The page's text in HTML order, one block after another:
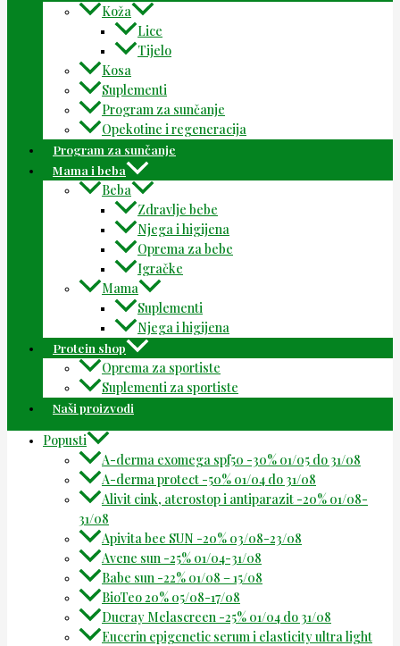
Koža
Lice
Tijelo
Kosa
Suplementi
Program za sunčanje
Opekotine i regeneracija
Program za sunčanje
Mama i beba
Beba
Zdravlje bebe
Njega i higijena
Oprema za bebe
Igračke
Mama
Suplementi
Njega i higijena
Protein shop
Oprema za sportiste
Suplementi za sportiste
Naši proizvodi
Popusti
A-derma exomega spf50 -30% 01/05 do 31/08
A-derma protect -50% 01/04 do 31/08
Alivit cink, aterostop i antiparazit -20% 01/08-
31/08
Apivita bee SUN -20% 03/08-23/08
Avene sun -25% 01/04-31/08
Babe sun -22% 01/08 – 15/08
BioTeo 20% 05/08-17/08
Ducray Melascreen -25% 01/04 do 31/08
Eucerin epigenetic serum i elasticity ultra light